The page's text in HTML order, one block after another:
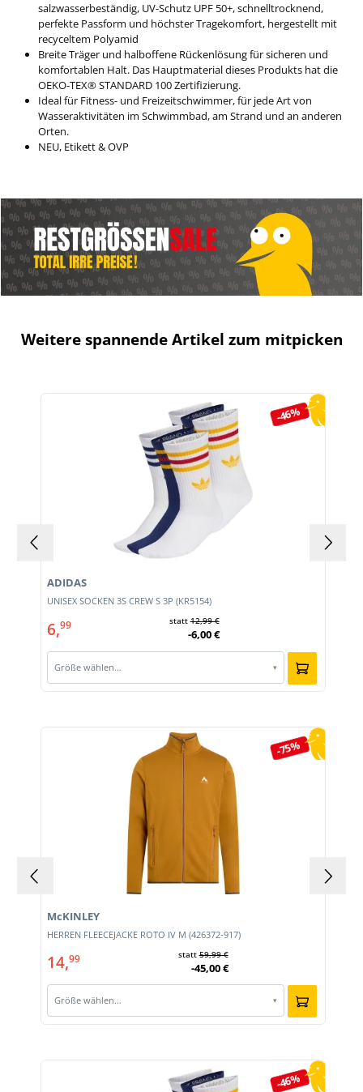
salzwasserbeständig, UV-Schutz UPF 50+, schnelltrocknend,
perfekte Passform und höchster Tragekomfort, hergestellt mit
recyceltem Polyamid
Breite Träger und halboffene Rückenlösung für sicheren und
komfortablen Halt. Das Hauptmaterial dieses Produkts hat die
OEKO-TEX® STANDARD 100 Zertifizierung.
Ideal für Fitness- und Freizeitschwimmer, für jede Art von
Wasseraktivitäten im Schwimmbad, am Strand und an anderen
Orten.
NEU, Etikett & OVP
Weitere spannende Artikel zum mitpicken
-46%
UNISEX SOCKEN 3S CREW S 3P (KR5154)
ADIDAS
6,99 statt12,99 €
-6,00 €
Größe wählen… ▾
Produktgalerie überspringen
-75%
HERREN FLEECEJACKE ROTO IV M (426372-917)
McKINLEY
14,99 statt59,99 €
-45,00 €
Größe wählen… ▾
-46%